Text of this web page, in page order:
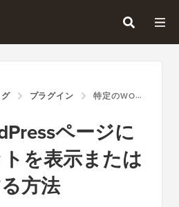
プラグイン 特定のWORDPRESSページにウィジェットを表示または非表示にする方法
ページに
を表示または
方法